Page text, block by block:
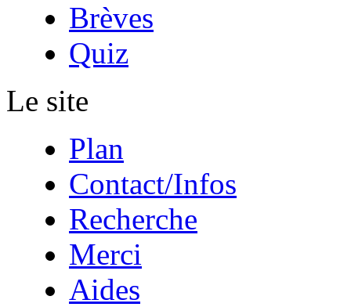
Brèves
Quiz
Le site
Plan
Contact/Infos
Recherche
Merci
Aides